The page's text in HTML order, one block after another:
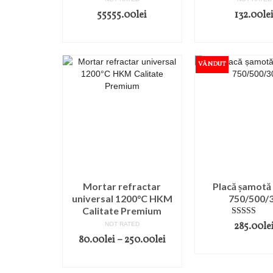
55555.00lei
132.00lei
Mortar refractar
universal 1200°C HKM
Calitate Premium
NOT RATED
80.00lei–250.00lei
VÂNDUT
Placă șamotă
750/500/
Rated
3.00
285.00